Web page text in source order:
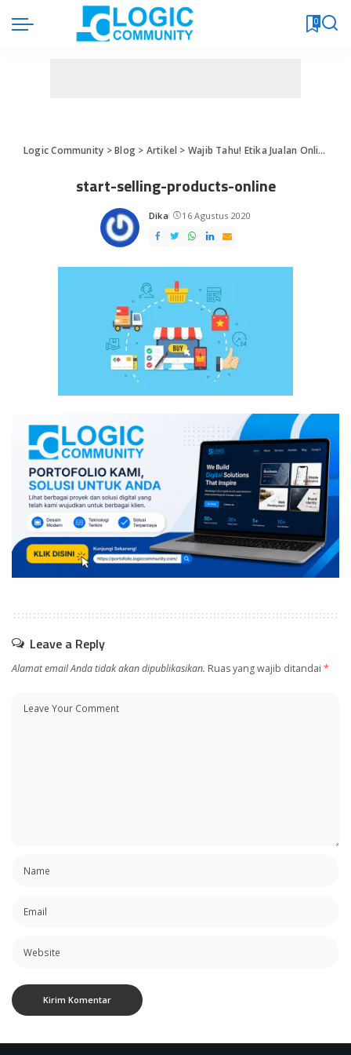
0
Logic Community >Blog> Artikel > Wajib Tahu! Etika Jualan Online
start-selling-products-online
Posted
by
Dika 16 Agustus 2020
Leave a Reply
Alamat email Anda tidak akan dipublikasikan. Ruas yang wajib ditandai *